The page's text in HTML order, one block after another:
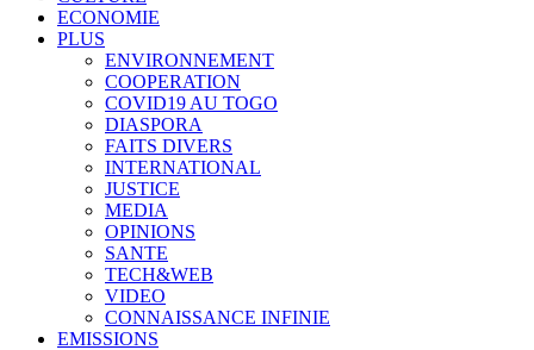
ECONOMIE
PLUS
ENVIRONNEMENT
COOPERATION
COVID19 AU TOGO
DIASPORA
FAITS DIVERS
INTERNATIONAL
JUSTICE
MEDIA
OPINIONS
SANTE
TECH&WEB
VIDEO
CONNAISSANCE INFINIE
EMISSIONS